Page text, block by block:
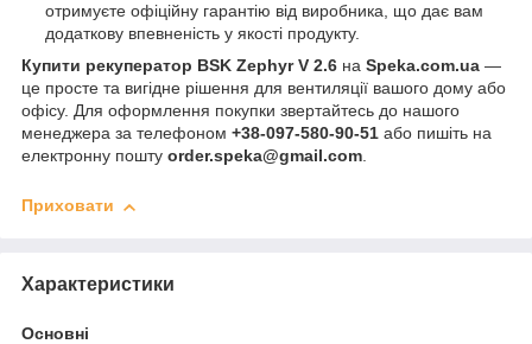
отримуєте офіційну гарантію від виробника, що дає вам
додаткову впевненість у якості продукту.
Купити рекуператор BSK Zephyr V 2.6 на Speka.com.ua —
це просте та вигідне рішення для вентиляції вашого дому або
офісу. Для оформлення покупки звертайтесь до нашого
менеджера за телефоном +38-097-580-90-51 або пишіть на
електронну пошту order.speka@gmail.com.
Приховати
Характеристики
Основні